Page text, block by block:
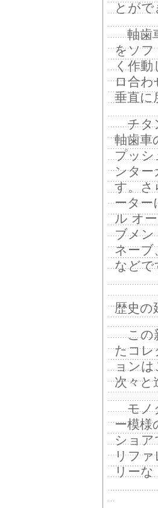
とがで
軸歯
をソフ
く作
ロ合
垂直に
チタ
軸歯車
プッ
ンタ
す。さ
ータ
ル オ
ブメン
ネーブ
などで
歴史の
この
たコレ
ョン
次々と
モノ
ー模様
ショ
リフ
リー